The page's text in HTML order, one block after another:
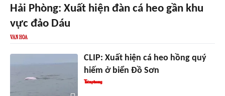
Hải Phòng: Xuất hiện đàn cá heo gần khu
vực đảo Dáu
CLIP: Xuất hiện cá heo hồng quý
hiếm ở biển Đồ Sơn